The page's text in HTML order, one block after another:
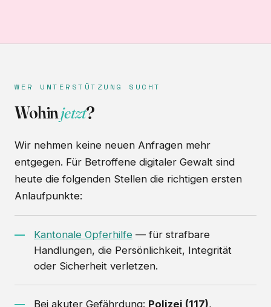
WER UNTERSTÜTZUNG SUCHT
Wohinjetzt?
Wir nehmen keine neuen Anfragen mehr
entgegen. Für Betroffene digitaler Gewalt sind
heute die folgenden Stellen die richtigen ersten
Anlaufpunkte:
Kantonale Opferhilfe — für strafbare
Handlungen, die Persönlichkeit, Integrität
oder Sicherheit verletzen.
Bei akuter Gefährdung: Polizei (117),